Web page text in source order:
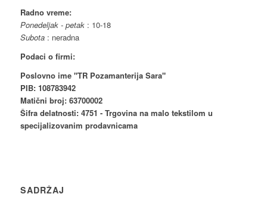
Radno vreme:
Ponedeljak - petak: 10-18
Subota: neradna
Podaci o firmi:
Poslovno ime "TR Pozamanterija Sara"
PIB: 108783942
Matični broj: 63700002
Šifra delatnosti: 4751 - Trgovina na malo tekstilom u
specijalizovanim prodavnicama
SADRŽAJ